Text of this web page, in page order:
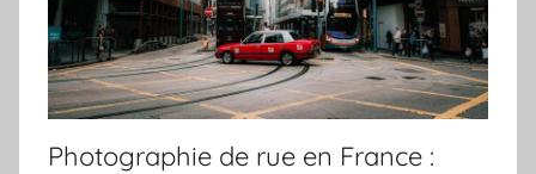
Photographie de rue en France :